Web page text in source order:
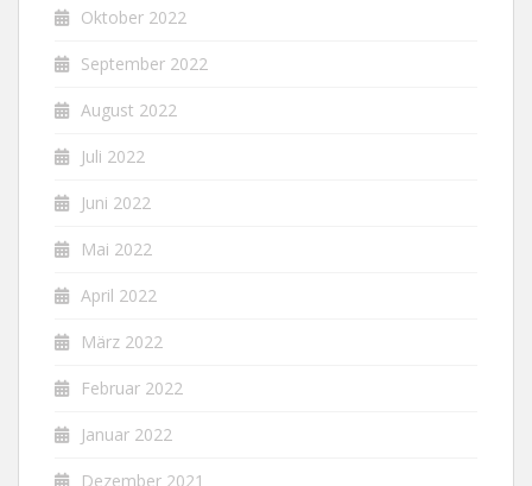
Oktober 2022
September 2022
August 2022
Juli 2022
Juni 2022
Mai 2022
April 2022
März 2022
Februar 2022
Januar 2022
Dezember 2021